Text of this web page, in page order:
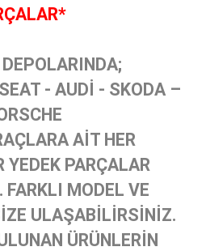
- AUDİ - SKODA –
AİT HER
YEDEK PARÇALAR
FARKLI MODEL VE
ULAŞABİLİRSİNİZ.
ÜRÜNLERİN